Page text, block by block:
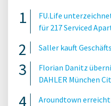
FU.Life
für 217 Serviced
Saller kauft
Florian Danitz
DAHLER München
Aroundtown